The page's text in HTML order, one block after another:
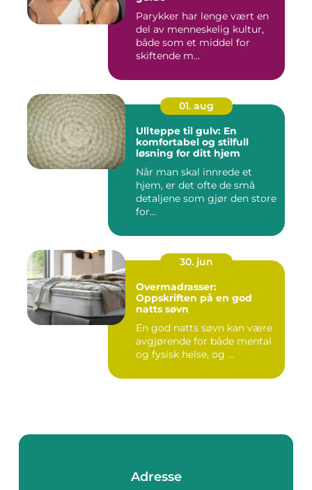
Parykker har lenge vært en
del av menneskelig kultur,
både som et middel for
skiftende m...
01. aug
Ullteppe til gulv: En
komfortabel og stilfull
løsning for ditt hjem
Når man skal innrede et
hjem, er det ofte de små
detaljene som gjør den store
for...
30. jun
Overmadrasser:
Oppskriften på en god
natts søvn
En god natts søvn kan være
avgjørende for både mental
og fysisk helse, og ...
Adresse